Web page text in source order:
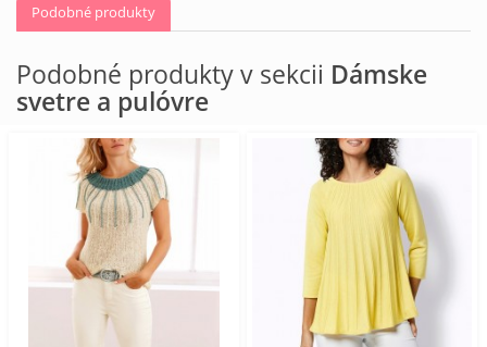
Podobné produkty
Podobné produkty v sekcii Dámske
svetre a pulóvre